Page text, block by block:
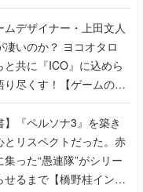
デザイナー・上田文人
凄いのか？ ヨコオタロ
共に『ICO』に込めら
尽くす！【ゲームの企
】『ペルソナ3』を築き
とリスペクトだった。赤
った“愚連隊”がシリー
せるまで【橋野桂インタ